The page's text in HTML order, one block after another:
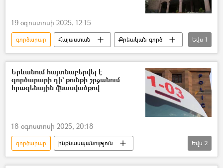
19 օգոստոսի 2025, 12:15
գործարար Հայաստան
Քրեական գործ
ՀՀ քննչական կոմիտե
Եվս 1
Երևանում հայտնաբերվել է
գործարարի դի` քունքի շրջանում
հրազենային վնասվածքով
18 օգոստոսի 2025, 20:18
գործարար
ինքնասպանություն
Սպանություն
Երևան
Եվս 2